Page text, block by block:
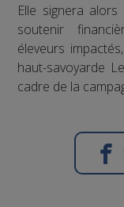
Elle signera
soutenir
éleveurs
haut-savoyarde
cadre de la